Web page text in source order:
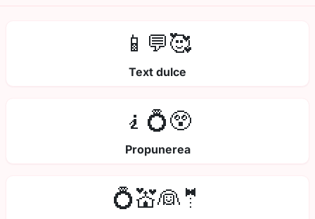
📱💬🥰
Text dulce
🧎💍😲
Propunerea
💍💒👰🤵